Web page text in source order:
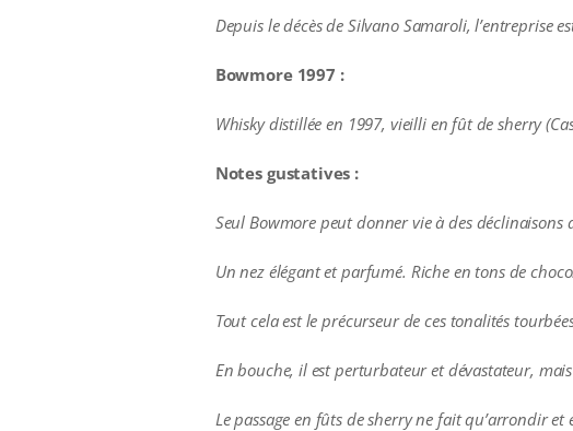
Depuis le décès de Silvano Samaroli, l’entreprise
Bowmore 1997 :
Whisky distillée en 1997, vieilli en fût de sherry
Notes gustatives :
Seul Bowmore peut donner vie à des déclinaisons
Un nez élégant et parfumé. Riche en tons de
Tout cela est le précurseur de ces tonalités
En bouche, il est perturbateur et dévastateur,
Le passage en fûts de sherry ne fait qu’arrondir